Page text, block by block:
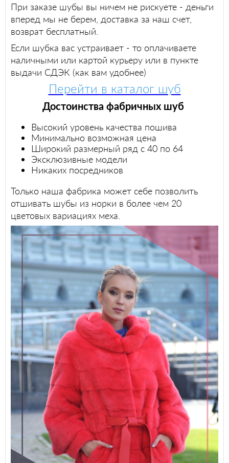
При заказе шубы вы ничем не рискуете - деньги
вперед мы не берем, доставка за наш счет,
возврат бесплатный.
Если шубка вас устраивает - то оплачиваете
наличными или картой курьеру или в пункте
выдачи СДЭК (как вам удобнее)
Перейти в каталог шуб
Достоинства фабричных шуб
Высокий уровень качества пошива
Минимально возможная цена
Широкий размерный ряд с 40 по 64
Эксклюзивные модели
Никаких посредников
Только наша фабрика может себе позволить
отшивать шубы из норки в более чем 20
цветовых вариациях меха.